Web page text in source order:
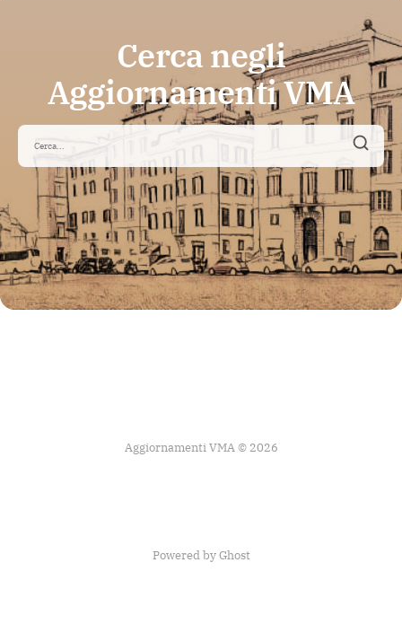
Cerca negli
Aggiornamenti VMA
Aggiornamenti VMA © 2026
Powered by Ghost